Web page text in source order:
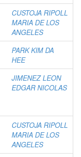
CUSTOJA RIPOLL
MARIA DE LOS
ANGELES
PARK KIM DA
HEE
JIMENEZ LEON
EDGAR NICOLAS
CUSTOJA RIPOLL
MARIA DE LOS
ANGELES